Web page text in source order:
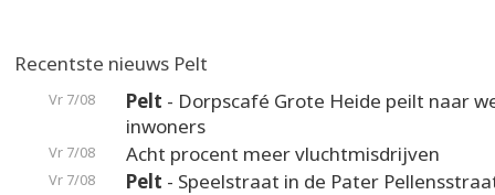
Recentste nieuws Pelt
Vr 7/08 Pelt - Dorpscafé Grote Heide peilt naar
inwoners
Vr 7/08 Acht procent meer vluchtmisdrijven
Vr 7/08 Pelt - Speelstraat in de Pater